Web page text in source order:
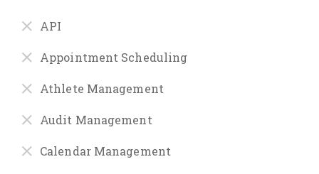
API
Appointment Scheduling
Athlete Management
Audit Management
Calendar Management